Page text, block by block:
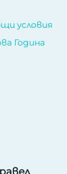
условия
Година